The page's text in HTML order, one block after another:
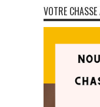
VOTRE